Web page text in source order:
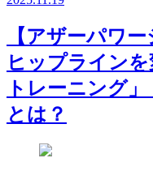
【アザーパワ
ヒップライン
トレーニング
とは？